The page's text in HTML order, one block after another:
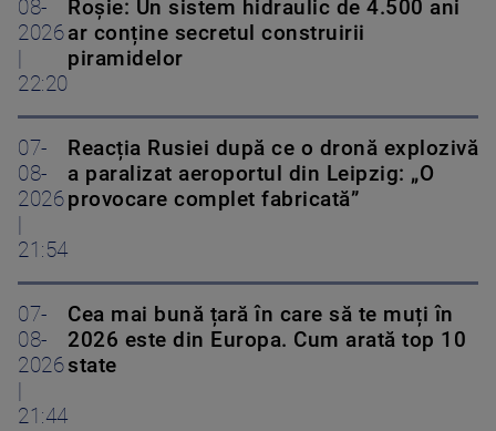
08-
2026
22:20
Roșie: Un sistem hidraulic de 4.500 ani
ar conține secretul construirii
piramidelor
07-
08-
2026
21:54
Reacția Rusiei după ce o dronă explozivă
a paralizat aeroportul din Leipzig: „O
provocare complet fabricată”
07-
08-
2026
21:44
Cea mai bună țară în care să te muți în
2026 este din Europa. Cum arată top 10
state